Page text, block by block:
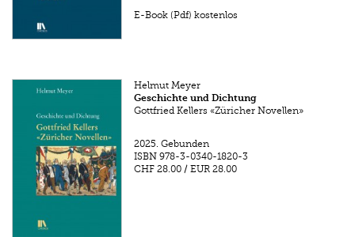
E-Book (Pdf) kostenlos
Helmut Meyer
Geschichte und Dichtung
Gottfried Kellers «Züricher Novellen»
2025. Gebunden
ISBN 978-3-0340-1820-3
CHF 28.00 /EUR 28.00